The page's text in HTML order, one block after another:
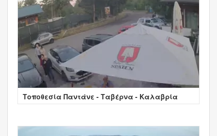
Τοποθεσία Παντάνε - Ταβέρνα - Καλαβρία